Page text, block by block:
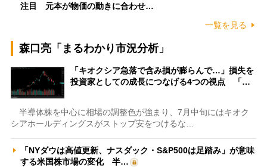
注目 元本が物価の動きに合わせ…
一覧を見る
森口亮「まるわかり市況分析」
「キオクシア急落で含み損が膨らんで…」損失を
投資家としての成長につなげる4つの視点 「…
半導体株を中心に相場の調整色が強まり、7月中旬にはキオク
シアホールディングスがストップ安をつけるな…
「NYダウは高値更新、ナスダック・S&P500は足踏み」が意味
する米国株市場の変化 半…